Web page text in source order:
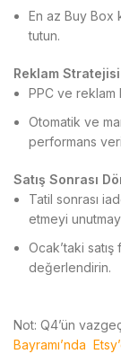
En az Buy Box
tutun.
Reklam
PPC ve reklam
Otomatik ve
performans
Satış Sonrası
Tatil sonrası
etmeyi
Ocak’taki satış
değerlendirin.
Not: Q4’ün
Bayramı’nda